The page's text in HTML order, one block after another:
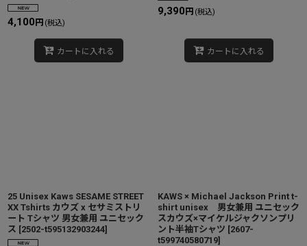
4,100 円 (税込)
カートに入れる
9,390 円 (税込)
カートに入れる
25 Unisex Kaws SESAME STREET
XX Tshirts カウズ x セサミストリ
ート Tシャツ 男女兼用 ユニセック
ス [2502-t595132903244]
KAWS × Michael Jackson Print t-
shirt unisex 男女兼用 ユニセック
スカウズ×マイケルジャクソンプリ
ント半袖Tシャツ [2607-
t599740580719]